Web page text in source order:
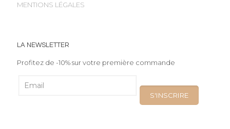
MENTIONS LÉGALES
LA NEWSLETTER
Profitez de -10% sur votre première commande